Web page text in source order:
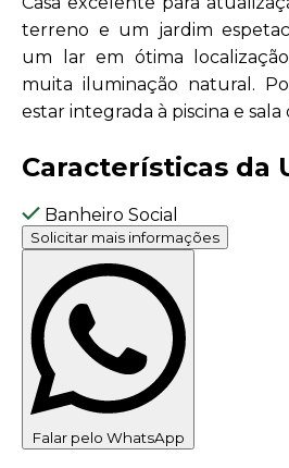
terreno e um jardim
um lar em ótima
muita iluminação natural.
estar integrada à piscina e
Características da
Banheiro Social
Solicitar mais informações
Falar pelo WhatsApp